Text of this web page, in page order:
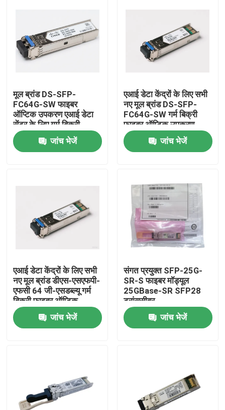
घर
उत्पादों
कारखाना भ्रमण
संपर्क करें
समाचार
100G QSFP28 मॉड्यूल
मूल ब्रांड DS-SFP-
FC64G-SW फाइबर
ऑप्टिक उपकरण एआई डेटा
सेंटर के लिए गर्म बिक्री
जांच भेजें
एआई डेटा केंद्रों के लिए सभी
नए मूल ब्रांड DS-SFP-
FC64G-SW गर्म बिक्री
फाइबर ऑप्टिक उपकरण
जांच भेजें
एआई डेटा केंद्रों के लिए सभी
नए मूल ब्रांड डीएस-एसएफपी-
एफसी 64 जी-एसडब्ल्यू गर्म
बिक्री फाइबर ऑप्टिक
उपकरण
जांच भेजें
संगत प्रयुक्त SFP-25G-
SR-S फाइबर मॉड्यूल
25GBase-SR SFP28
ट्रांससीवर
जांच भेजें